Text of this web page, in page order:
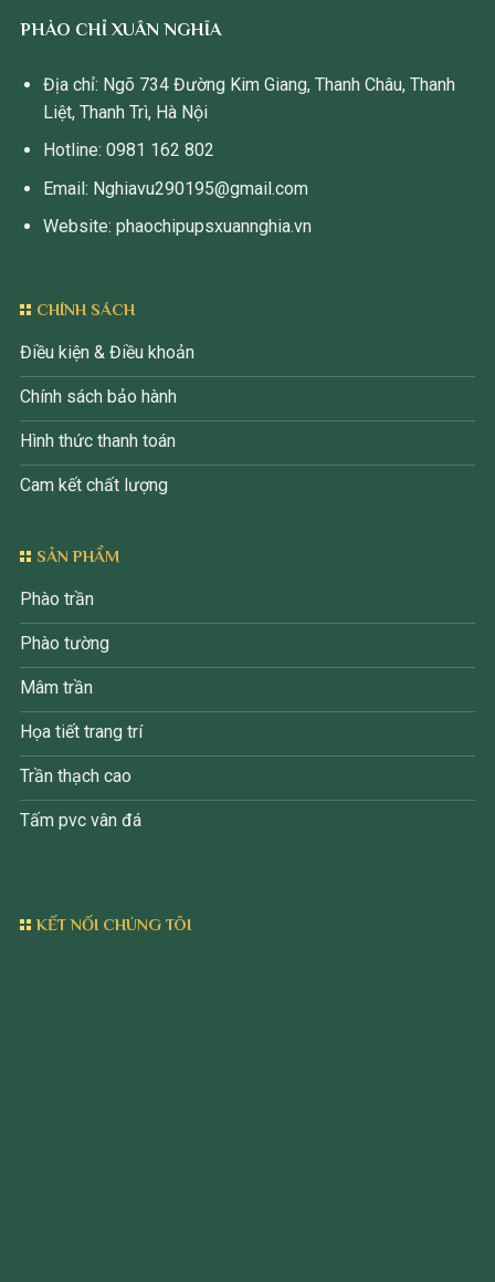
PHÀO CHỈ XUÂN NGHĨA
Địa chỉ: Ngõ 734 Đường Kim Giang, Thanh Châu, Thanh
Liệt, Thanh Trì, Hà Nội
Hotline: 0981 162 802
Email: Nghiavu290195@gmail.com
Website: phaochipupsxuannghia.vn
CHÍNH SÁCH
Điều kiện & Điều khoản
Chính sách bảo hành
Hình thức thanh toán
Cam kết chất lượng
SẢN PHẨM
Phào trần
Phào tường
Mâm trần
Họa tiết trang trí
Trần thạch cao
Tấm pvc vân đá
KẾT NỐI CHÚNG TÔI